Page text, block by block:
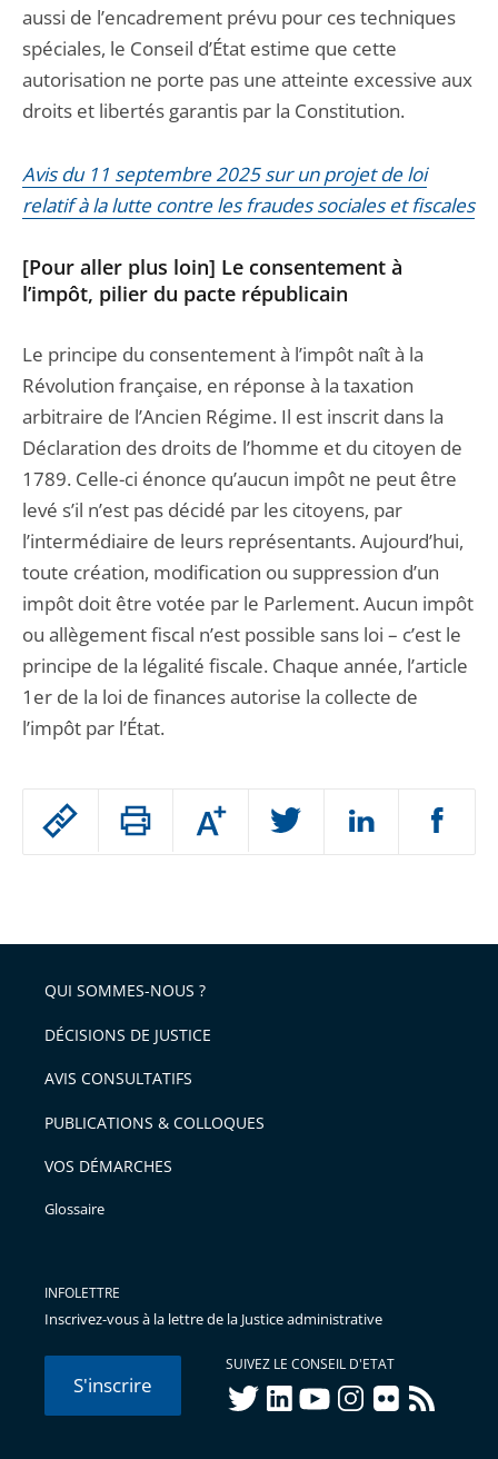
Passer
arriver
après
Augmenter
ou
l'article
pour
avant
aussi de l’encadrement prévu pour ces techniques
spéciales, le Conseil d’État estime que cette
autorisation ne porte pas une atteinte excessive aux
droits et libertés garantis par la Constitution.
Avis du 11 septembre 2025 sur un projet de loi
relatif à la lutte contre les fraudes sociales et fiscales
[Pour aller plus loin] Le consentement à
l’impôt, pilier du pacte républicain
Le principe du consentement à l’impôt naît à la
Révolution française, en réponse à la taxation
arbitraire de l’Ancien Régime. Il est inscrit dans la
Déclaration des droits de l’homme et du citoyen de
1789. Celle-ci énonce qu’aucun impôt ne peut être
levé s’il n’est pas décidé par les citoyens, par
l’intermédiaire de leurs représentants. Aujourd’hui,
toute création, modification ou suppression d’un
impôt doit être votée par le Parlement. Aucun impôt
ou allègement fiscal n’est possible sans loi – c’est le
principe de la légalité fiscale. Chaque année, l’article
1er de la loi de finances autorise la collecte de
l’impôt par l’État.
QUI SOMMES-NOUS ?
DÉCISIONS DE JUSTICE
AVIS CONSULTATIFS
PUBLICATIONS & COLLOQUES
VOS DÉMARCHES
Glossaire
INFOLETTRE
Inscrivez-vous à la lettre de la Justice administrative
S'inscrire
SUIVEZ LE CONSEIL D'ETAT
twitterlinkedInyoutubeinstagram
flickr rss